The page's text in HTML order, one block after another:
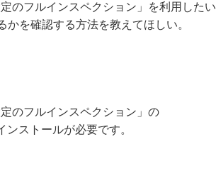
のフルインスペクション」を利用したい
を確認する方法を教えてほしい。
のフルインスペクション」の
ストールが必要です。